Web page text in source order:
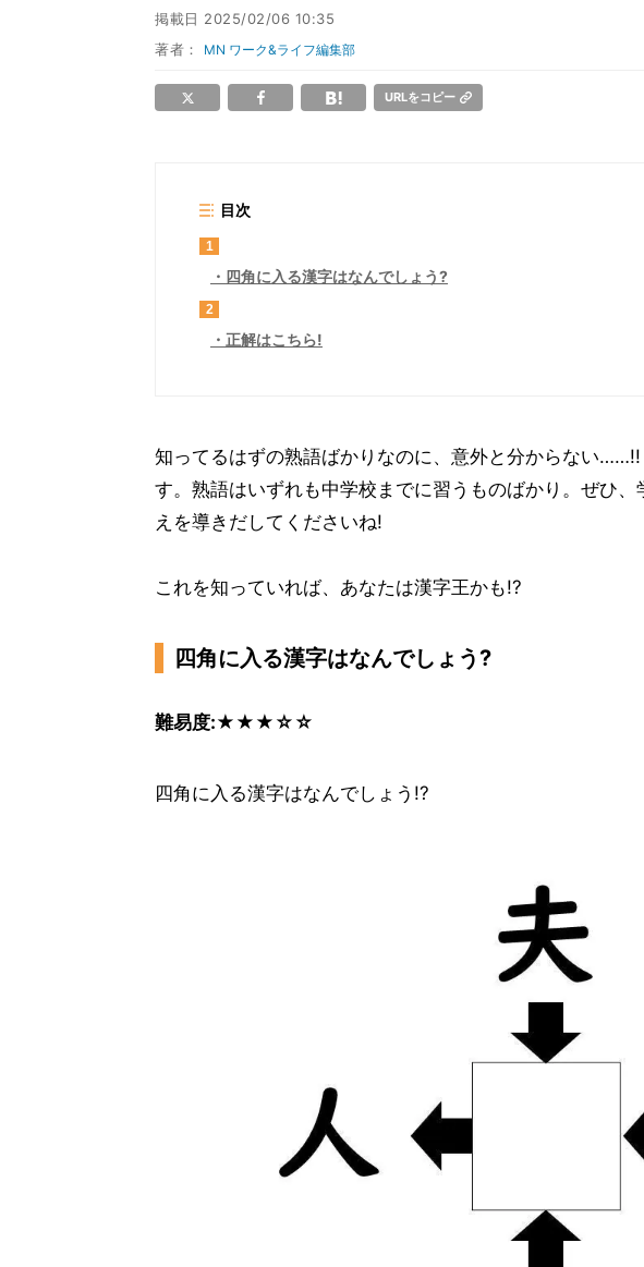
掲載日 2025/02/06 10:35
著者： MN ワーク&ライフ編集部
URLをコピー
目次
1
四角に入る漢字はなんでしょう?
2
正解はこちら!
知ってるはずの熟語ばかりなのに、意外と分からない
す。熟語はいずれも中学校までに習うものばかり。ぜひ
えを導きだしてくださいね!
これを知っていれば、あなたは漢字王かも!?
四角に入る漢字はなんでしょう?
難易度:★★★☆☆
四角に入る漢字はなんでしょう!?